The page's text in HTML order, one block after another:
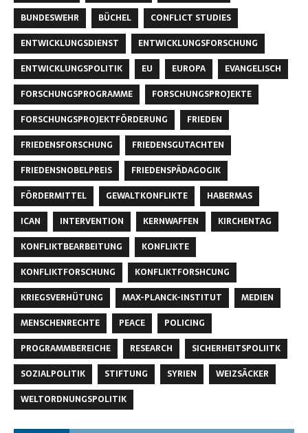
BUNDESWEHR
BÜCHEL
CONFLICT STUDIES
ENTWICKLUNGSDIENST
ENTWICKLUNGSFORSCHUNG
ENTWICKLUNGSPOLITIK
EU EUROPA
EVANGELISCH
FORSCHUNGSPROGRAMME
FORSCHUNGSPROJEKTE
FORSCHUNGSPROJEKTFÖRDERUNG
FRIEDEN
FRIEDENSFORSCHUNG
FRIEDENSGUTACHTEN
FRIEDENSNOBELPREIS
FRIEDENSPÄDAGOGIK
FÖRDERMITTEL
GEWALTKONFLIKTE
HABERMAS
ICAN
INTERVENTION KERNWAFFEN
KIRCHENTAG
KONFLIKTBEARBEITUNG
KONFLIKTE
KONFLIKTFORSCHUNG
KONFLIKTFORSHCUNG
KRIEGSVERHÜTUNG
MAX-PLANCK-INSTITUT
MEDIEN
MENSCHENRECHTE
PEACE
POLICING
PROGRAMMBEREICHE
RESEARCH
SICHERHEITSPOLIITK
SOZIALPOLITIK
STIFTUNG SYRIEN
WEIZSÄCKER
WELTORDNUNGSPOLITIK